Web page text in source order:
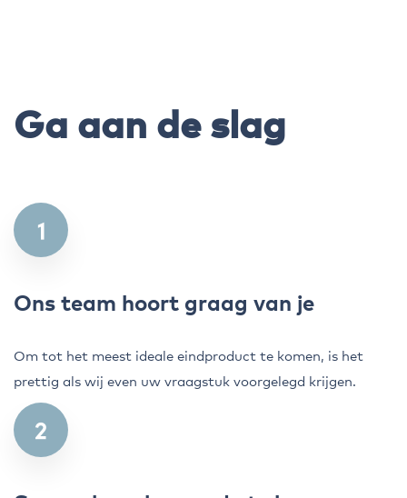
Ga aan de slag
Ons team hoort graag van je
Om tot het meest ideale eindproduct te komen, is het
prettig als wij even uw vraagstuk voorgelegd krijgen.